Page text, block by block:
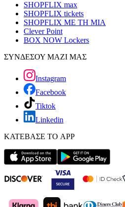
SHOPFLIX max
SHOPFLIX tickets
SHOPFLIX ΜΕ ΤΗ ΜΙΑ
Clever Point
BOX NOW Lockers
ΣΥΝΔΕΣΟΥ ΜΑΖΙ ΜΑΣ
Instagram
Facebook
Tiktok
Linkedin
ΚΑΤΕΒΑΣΕ ΤΟ APP